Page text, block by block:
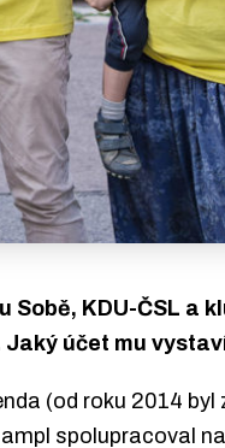
Sobě, KDU-ČSL a
účet mu
(od roku 2014 byl
spolupracoval